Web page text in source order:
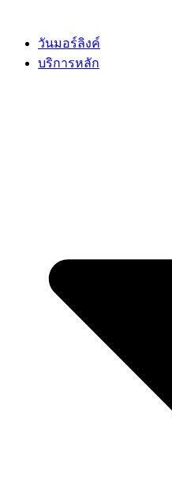
contentวันมอร์ลิงค์
บริการหลัก